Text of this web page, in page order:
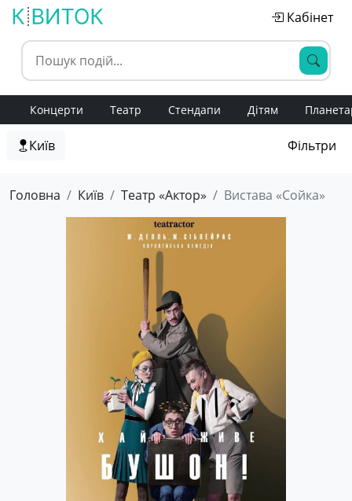
Кабінет
Концерти Театр Стендапи Дітям
Київ Фільтри
Головна Київ Театр «Актор» Вистава «Сойка»